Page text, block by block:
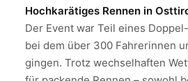
Hochkarätiges Rennen in
Der Event war Teil eines
bei dem über 300 Fahrerinnen
gingen. Trotz wechselhaften